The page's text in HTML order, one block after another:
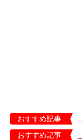
おすすめ記事
おすすめ記事